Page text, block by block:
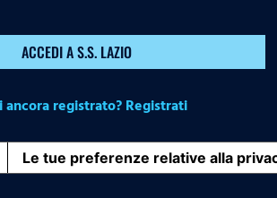
ACCEDI A S.S. LAZIO
ancora registrato? Registrati
Le tue preferenze relative alla